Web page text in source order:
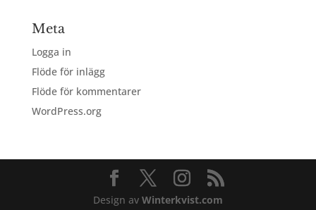
Meta
Logga in
Flöde för inlägg
Flöde för kommentarer
WordPress.org
Design av Winterkvist.com